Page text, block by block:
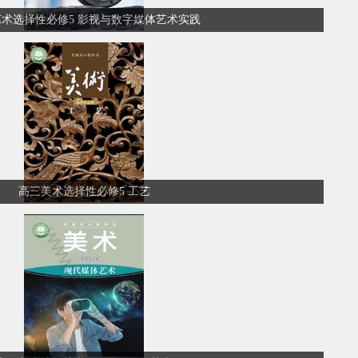
选择性必修5 影视与数字媒体艺术实践
高三美术选择性必修5 工艺